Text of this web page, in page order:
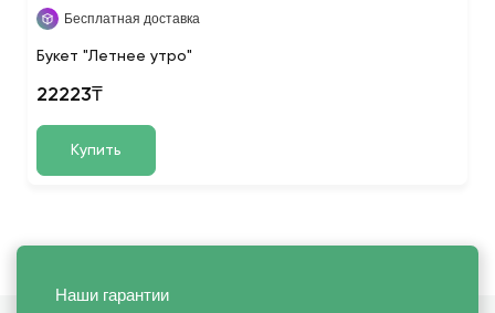
Бесплатная доставка
Букет "Летнее утро"
22223₸
Купить
Наши гарантии